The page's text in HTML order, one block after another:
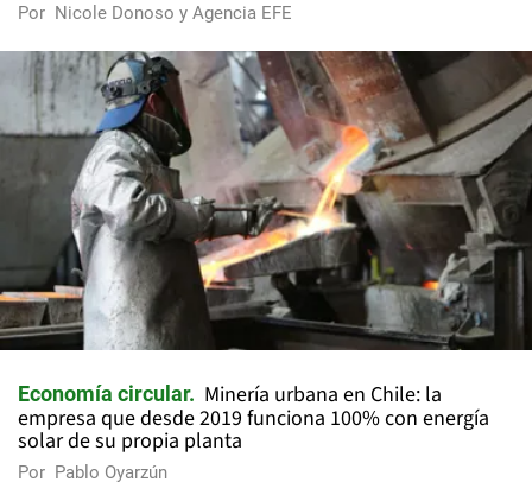
Por Nicole Donoso y Agencia EFE
Economía circular
Minería urbana en Chile: la
empresa que desde 2019 funciona 100% con energía
solar de su propia planta
Por Pablo Oyarzún